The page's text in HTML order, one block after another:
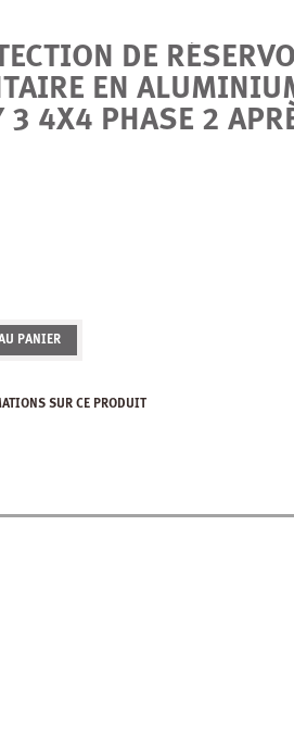
DE
EN
3 4X4 PHASE 2
PANIER
SUR CE PRODUIT